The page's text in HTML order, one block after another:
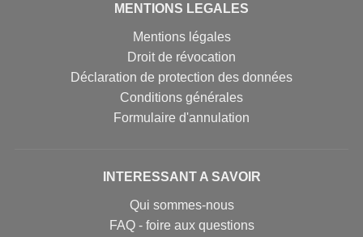
MENTIONS LEGALES
Mentions légales
Droit de révocation
Déclaration de protection des données
Conditions générales
Formulaire d'annulation
INTERESSANT A SAVOIR
Qui sommes-nous
FAQ - foire aux questions